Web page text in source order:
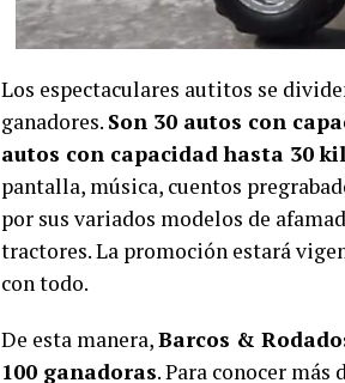
Los espectaculares autitos se
ganadores. Son 30 autos con
autos con capacidad hasta 30
pantalla, música, cuentos
por sus variados modelos de
tractores. La promoción estará
con todo.
De esta manera,Barcos &
100 ganadoras. Para conocer